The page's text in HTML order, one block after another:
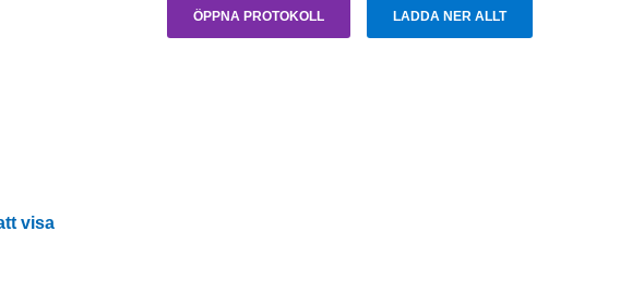
ÖPPNA PROTOKOLL LADDA NER ALLT
visa